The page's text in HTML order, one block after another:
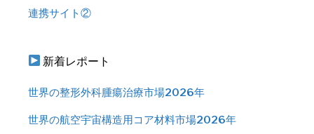
連携サイト②
新着レポート
世界の整形外科腫瘍治療市場2026年
世界の航空宇宙構造用コア材料市場2026年